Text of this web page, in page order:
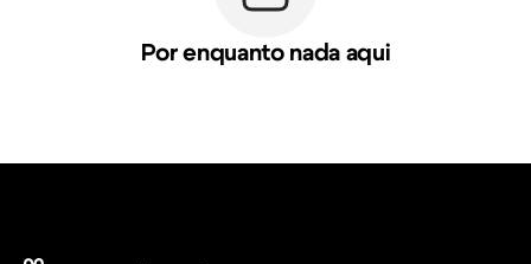
Por enquanto nada aqui